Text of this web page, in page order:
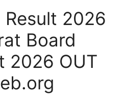
Result 2026
Board
2026 OUT